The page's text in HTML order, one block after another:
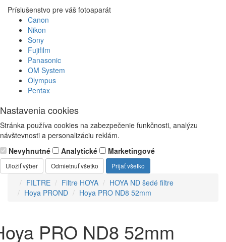
Príslušenstvo pre váš fotoaparát
Canon
Nikon
Sony
Fujifilm
Panasonic
OM System
Olympus
Pentax
Nastavenia cookies
Stránka používa cookies na zabezpečenie funkčnosti, analýzu
návštevnosti a personalizáciu reklám.
Nevyhnutné
Analytické Marketingové
Uložiť výber Odmietnuť všetko Prijať všetko
FILTRE Filtre HOYA
HOYA ND šedé filtre
Hoya PROND
Hoya PRO ND8 52mm
PRO ND8 52mm